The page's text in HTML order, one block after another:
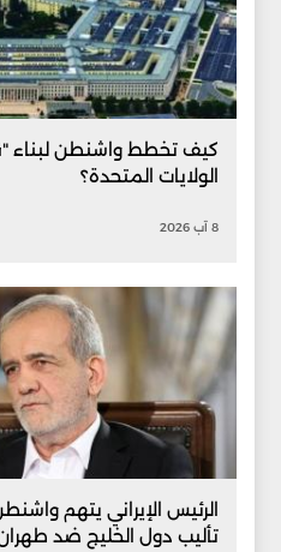
كيف تخطط واشنطن لبناء
الولايات المتحدة؟
8 آب 2026
الرئيس الإيراني يتهم
تأليب دول الخليج ضد